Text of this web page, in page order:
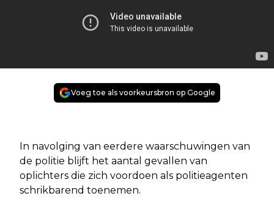
Voeg toe als voorkeursbron op Google
In navolging van eerdere waarschuwingen van
de politie blijft het aantal gevallen van
oplichters die zich voordoen als politieagenten
schrikbarend toenemen.